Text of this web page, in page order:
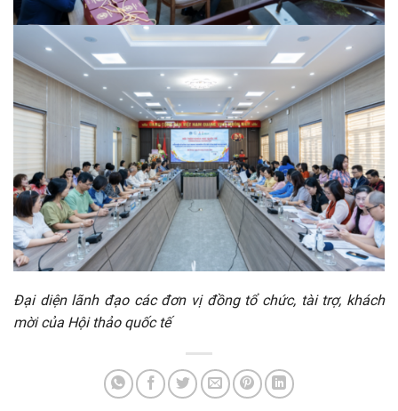
Đại diện lãnh đạo các đơn vị đồng tổ chức, tài trợ, khách
mời của Hội thảo quốc tế